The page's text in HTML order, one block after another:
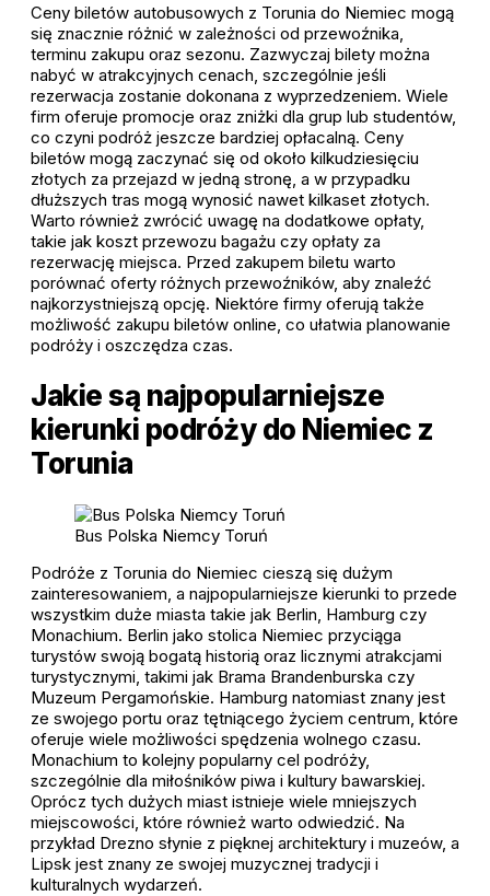
Ceny biletów autobusowych z Torunia do Niemiec mogą
się znacznie różnić w zależności od przewoźnika,
terminu zakupu oraz sezonu. Zazwyczaj bilety można
nabyć w atrakcyjnych cenach, szczególnie jeśli
rezerwacja zostanie dokonana z wyprzedzeniem. Wiele
firm oferuje promocje oraz zniżki dla grup lub studentów,
co czyni podróż jeszcze bardziej opłacalną. Ceny
biletów mogą zaczynać się od około kilkudziesięciu
złotych za przejazd w jedną stronę, a w przypadku
dłuższych tras mogą wynosić nawet kilkaset złotych.
Warto również zwrócić uwagę na dodatkowe opłaty,
takie jak koszt przewozu bagażu czy opłaty za
rezerwację miejsca. Przed zakupem biletu warto
porównać oferty różnych przewoźników, aby znaleźć
najkorzystniejszą opcję. Niektóre firmy oferują także
możliwość zakupu biletów online, co ułatwia planowanie
podróży i oszczędza czas.
Jakie są najpopularniejsze
kierunki podróży do Niemiec z
Torunia
Bus Polska Niemcy Toruń
Podróże z Torunia do Niemiec cieszą się dużym
zainteresowaniem, a najpopularniejsze kierunki to przede
wszystkim duże miasta takie jak Berlin, Hamburg czy
Monachium. Berlin jako stolica Niemiec przyciąga
turystów swoją bogatą historią oraz licznymi atrakcjami
turystycznymi, takimi jak Brama Brandenburska czy
Muzeum Pergamońskie. Hamburg natomiast znany jest
ze swojego portu oraz tętniącego życiem centrum, które
oferuje wiele możliwości spędzenia wolnego czasu.
Monachium to kolejny popularny cel podróży,
szczególnie dla miłośników piwa i kultury bawarskiej.
Oprócz tych dużych miast istnieje wiele mniejszych
miejscowości, które również warto odwiedzić. Na
przykład Drezno słynie z pięknej architektury i muzeów, a
Lipsk jest znany ze swojej muzycznej tradycji i
kulturalnych wydarzeń.